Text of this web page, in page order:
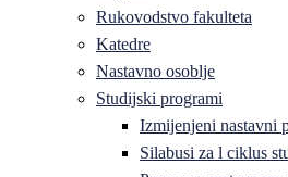
Rukovodstvo fakulteta
Katedre
Nastavno osoblje
Studijski programi
Izmijenjeni nastavni
Silabusi za l ciklus